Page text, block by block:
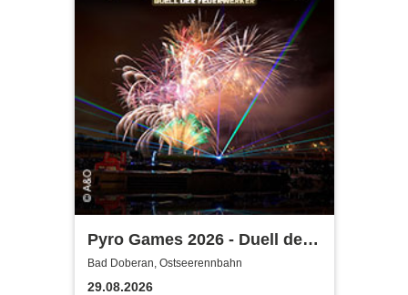
Pyro Games 2026 - Duell der
Feuerwerker
Bad Doberan, Ostseerennbahn
29.08.2026